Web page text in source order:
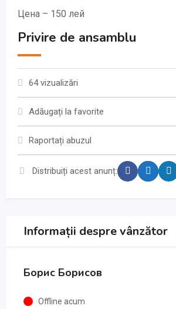
Цена – 150 лей
Privire de ansamblu
64 vizualizări
Adăugați la favorite
Raportați abuzul
Distribuiți acest anunț:
Informații despre vânzător
Борис Борисов
Offline acum